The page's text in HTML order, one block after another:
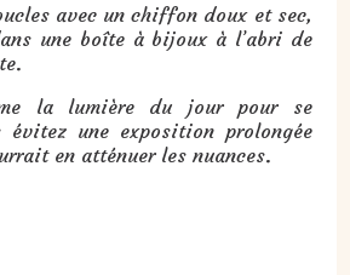
avec un chiffon doux et sec,
une boîte à bijoux à l’abri de
la lumière du jour pour se
évitez une exposition prolongée
en atténuer les nuances.